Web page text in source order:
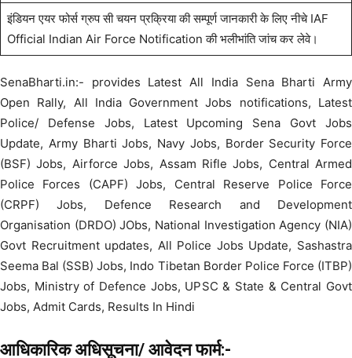
इंडियन एयर फोर्स ग्रुप सी चयन प्रक्रिया की सम्पूर्ण जानकारी के लिए नीचे IAF
Official Indian Air Force Notification की भलीभांति जांच कर लेवे।
SenaBharti.in:- provides Latest All India Sena Bharti Army
Open Rally, All India Government Jobs notifications, Latest
Police/ Defense Jobs, Latest Upcoming Sena Govt Jobs
Update, Army Bharti Jobs, Navy Jobs, Border Security Force
(BSF) Jobs, Airforce Jobs, Assam Rifle Jobs, Central Armed
Police Forces (CAPF) Jobs, Central Reserve Police Force
(CRPF) Jobs, Defence Research and Development
Organisation (DRDO) JObs, National Investigation Agency (NIA)
Govt Recruitment updates, All Police Jobs Update, Sashastra
Seema Bal (SSB) Jobs, Indo Tibetan Border Police Force (ITBP)
Jobs, Ministry of Defence Jobs, UPSC & State & Central Govt
Jobs, Admit Cards, Results In Hindi
आधिकारिक अधिसूचना/ आवेदन फार्म:-